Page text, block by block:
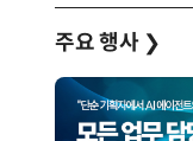
주요 행사 ❯